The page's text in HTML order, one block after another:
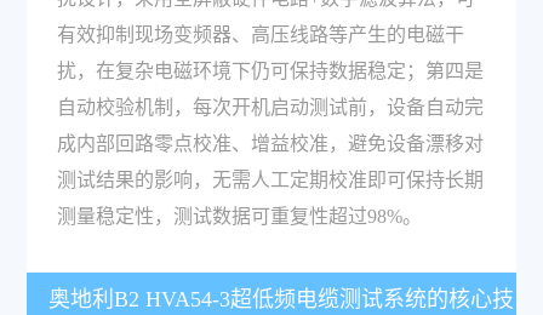
有效抑制现场变频器、高压线路等产生的电磁干
扰，在复杂电磁环境下仍可保持数据稳定；第四是
自动校验机制，每次开机启动测试前，设备自动完
成内部回路零点校准、增益校准，避免设备漂移对
测试结果的影响，无需人工定期校准即可保持长期
测量稳定性，测试数据可重复性超过98%。
奥地利B2 HVA54-3超低频电缆测试系统的核心技